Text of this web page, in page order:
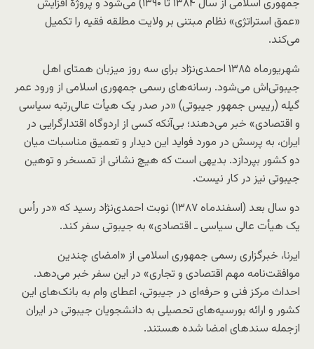
جمهوری اسلامی از سال ۱۳۸۴ تا ۱۳۹۰) می‌شود و پروژهٔ افزایش
«عمق استراتژی» نظام مبتنی بر ولایت مطلقه فقیه را تکمیل
می‌کند.
شهریورماه ۱۳۸۵ احمدی‌نژاد برای سه روز میزبان همتای اهل
جیبوتی‌اش می‌شود. رسانه‌های رسمی جمهوری اسلامی از ورود عمر
گیله (رییس جمهور جیبوتی) «در صدر یک هیأت عالی‌رتبه سیاسی
و اقتصادی» خبر می‌دهند؛ بی‌آنکه کسی از اردوگاه اقتدارگرایی در
ایران، به پرسش در مورد فواید این دیدار و تعمیق مناسبات میان
دو کشور بپردازد. بدیهی است که هیچ نشانی از تمسخر و توهین
جیبوتی نیز در کار نیست.
دو سال بعد (اسفندماه ۱۳۸۷) نوبت احمدی‌نژاد رسید که «در رأس
یک هیأت عالی سیاسی ـ اقتصادی» به جیبوتی سفر کند.
ایرنا، خبرگزاری رسمی جمهوری اسلامی از «امضای چندین
موافقت‌نامه مهم اقتصادی و تجاری» در این سفر خبر می‌دهد.
احداث مرکز فنی و حرفه‌ای در جیبوتی، اعطای وام به بانک‌های این
کشور و ارائه بورسیه‌های تحصیلی به دانشجویان جیبوتی در ایران
ازجمله سندهای امضا شده هستند.